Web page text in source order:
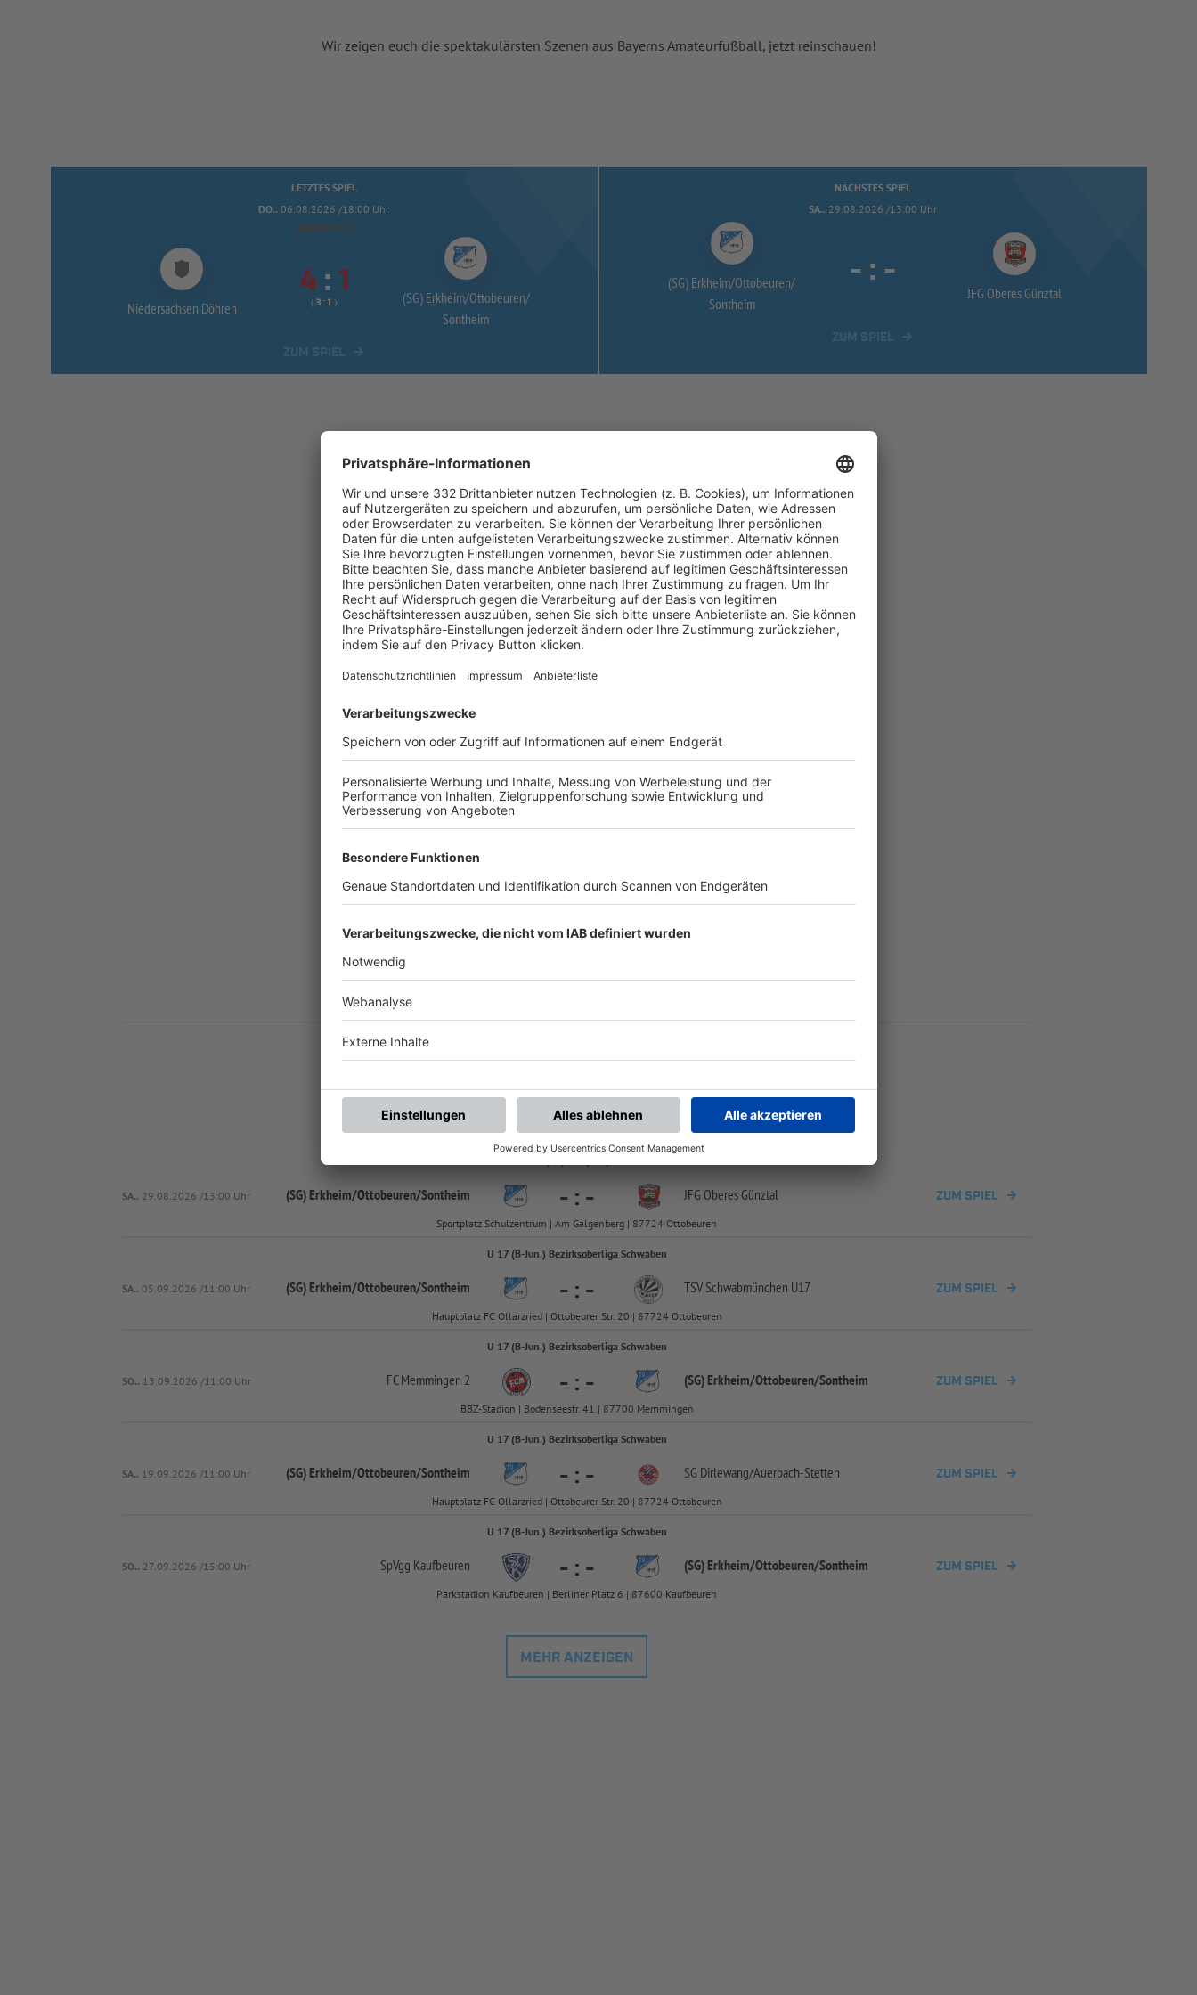
Wir zeigen euch die spektakulärsten Szenen aus Bayerns Amateurfußball, jetzt reinschauen!
LETZTES SPIEL
DO.. 06.08.2026 /18:00 Uhr
ABPFIFF
Niedersachsen Döhren
 : 
(  :  ) (SG) Erkheim/Ottobeuren/
Sontheim
NÄCHSTES SPIEL
SA.. 29.08.2026 /13:00 Uhr
(SG) Erkheim/Ottobeuren/
Sontheim
- : -
JFG Oberes Günztal
UNSERE NEUIGKEITEN FÜR DICH
ALLE NEWS
Nächste Spiele
SA.. 29.08.2026 /13:00 Uhr (SG) Erkheim/Ottobeuren/Sontheim - : - JFG Oberes Günztal ZUM SPIEL
Sportplatz Schulzentrum | Am Galgenberg | 87724 Ottobeuren
U 17 (B-Jun.) Bezirksoberliga Schwaben
SA.. 05.09.2026 /11:00 Uhr (SG) Erkheim/Ottobeuren/Sontheim - : - TSV Schwabmünchen U17 ZUM SPIEL
Hauptplatz FC Ollarzried | Ottobeurer Str. 20 | 87724 Ottobeuren
U 17 (B-Jun.) Bezirksoberliga Schwaben
SO.. 13.09.2026 /11:00 Uhr FC Memmingen 2 - : - (SG) Erkheim/Ottobeuren/Sontheim ZUM SPIEL
BBZ-Stadion | Bodenseestr. 41 | 87700 Memmingen
U 17 (B-Jun.) Bezirksoberliga Schwaben
SA.. 19.09.2026 /11:00 Uhr (SG) Erkheim/Ottobeuren/Sontheim - : - SG Dirlewang/Auerbach-Stetten ZUM SPIEL
Hauptplatz FC Ollarzried | Ottobeurer Str. 20 | 87724 Ottobeuren
U 17 (B-Jun.) Bezirksoberliga Schwaben
SO.. 27.09.2026 /15:00 Uhr SpVgg Kaufbeuren - : - (SG) Erkheim/Ottobeuren/Sontheim ZUM SPIEL
Parkstadion Kaufbeuren | Berliner Platz 6 | 87600 Kaufbeuren
MEHR ANZEIGEN